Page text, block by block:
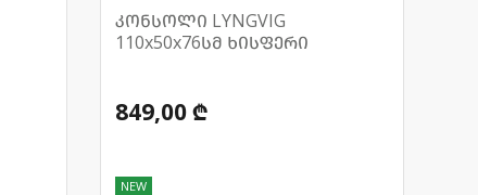
კონსოლი LYNGVIG
110x50x76სმ ხისფერი
849,00 ₾
NEW